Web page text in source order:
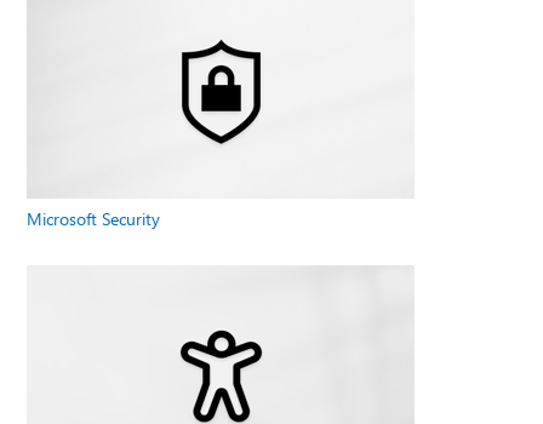
Microsoft Security